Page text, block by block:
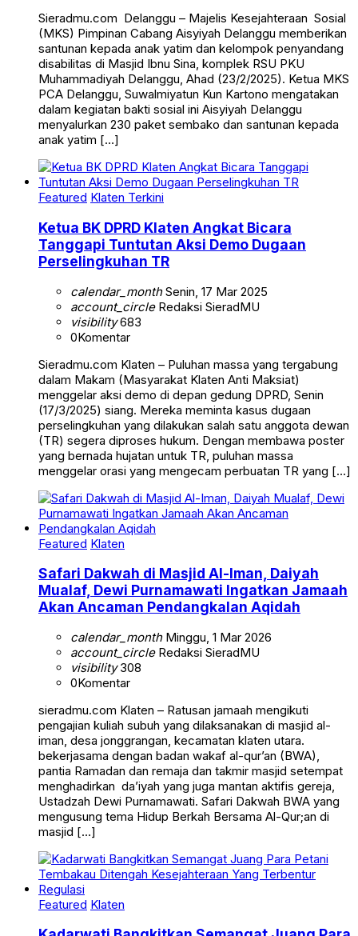
Sieradmu.com Delanggu – Majelis Kesejahteraan Sosial
(MKS) Pimpinan Cabang Aisyiyah Delanggu memberikan
santunan kepada anak yatim dan kelompok penyandang
disabilitas di Masjid Ibnu Sina, komplek RSU PKU
Muhammadiyah Delanggu, Ahad (23/2/2025). Ketua MKS
PCA Delanggu, Suwalmiyatun Kun Kartono mengatakan
dalam kegiatan bakti sosial ini Aisyiyah Delanggu
menyalurkan 230 paket sembako dan santunan kepada
anak yatim […]
Featured Klaten Terkini
Ketua BK DPRD Klaten Angkat Bicara
Tanggapi Tuntutan Aksi Demo Dugaan
Perselingkuhan TR
calendar_monthSenin, 17 Mar 2025
account_circleRedaksi SieradMU
visibility683
0Komentar
Sieradmu.com Klaten – Puluhan massa yang tergabung
dalam Makam (Masyarakat Klaten Anti Maksiat)
menggelar aksi demo di depan gedung DPRD, Senin
(17/3/2025) siang. Mereka meminta kasus dugaan
perselingkuhan yang dilakukan salah satu anggota dewan
(TR) segera diproses hukum. Dengan membawa poster
yang bernada hujatan untuk TR, puluhan massa
menggelar orasi yang mengecam perbuatan TR yang […]
Featured Klaten
Safari Dakwah di Masjid Al-Iman, Daiyah
Mualaf, Dewi Purnamawati Ingatkan Jamaah
Akan Ancaman Pendangkalan Aqidah
calendar_monthMinggu, 1 Mar 2026
account_circleRedaksi SieradMU
visibility308
0Komentar
sieradmu.com Klaten – Ratusan jamaah mengikuti
pengajian kuliah subuh yang dilaksanakan di masjid al-
iman, desa jonggrangan, kecamatan klaten utara.
bekerjasama dengan badan wakaf al-qur’an (BWA),
pantia Ramadan dan remaja dan takmir masjid setempat
menghadirkan da’iyah yang juga mantan aktifis gereja,
Ustadzah Dewi Purnamawati. Safari Dakwah BWA yang
mengusung tema Hidup Berkah Bersama Al-Qur;an di
masjid […]
Featured Klaten